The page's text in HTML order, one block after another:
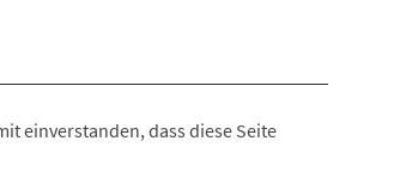
einverstanden, dass diese Seite